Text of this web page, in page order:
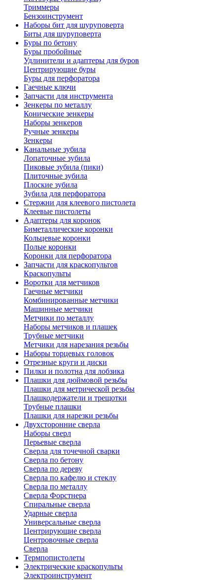
Триммеры
Бензоинструмент
Наборы бит для шуруповерта
Биты для шуруповерта
Буры по бетону
Буры пробойные
Удлинители и адаптеры для буров
Центрирующие буры
Буры для перфоратора
Гаечные ключи
Запчасти для инструмента
Зенкеры по металлу
Конические зенкеры
Наборы зенкеров
Ручные зенкеры
Зенкеры
Канальные зубила
Лопаточные зубила
Пиковые зубила (пики)
Плиточные зубила
Плоские зубила
Зубила для перфоратора
Стержни для клеевого пистолета
Клеевые пистолеты
Адаптеры для коронок
Биметаллические коронки
Кольцевые коронки
Полые коронки
Коронки для перфоратора
Запчасти для краскопультов
Краскопульты
Воротки для метчиков
Гаечные метчики
Комбинированные метчики
Машинные метчики
Метчики по металлу
Наборы метчиков и плашек
Трубные метчики
Метчики для нарезания резьбы
Наборы торцевых головок
Отрезные круги и диски
Пилки и полотна для лобзика
Плашки для дюймовой резьбы
Плашки для метрической резьбы
Плашкодержатели и трещотки
Трубные плашки
Плашки для нарезки резьбы
Двухсторонние сверла
Наборы сверл
Перьевые сверла
Сверла для точечной сварки
Сверла по бетону
Сверла по дереву
Сверла по кафелю и стеклу
Сверла по металлу
Сверла Форстнера
Спиральные сверла
Ударные сверла
Универсальные сверла
Центрирующие сверла
Центровочные сверла
Сверла
Термпопистолеты
Электрические краскопульты
Электроинструмент